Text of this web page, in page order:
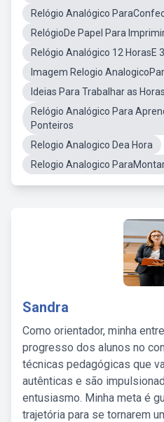
Relógio Analógico
RelógioDe Papel Para
Relógio Analógico 12 HorasE
Imagem Relogio
Ideias Para Trabalhar as
Relógio Analógico Para
Ponteiros
Relogio Analogico Dea Hora
Relogio Analogico
Sandra
Como orientador, minha
progresso dos alunos no
técnicas pedagógicas que
autênticas e são
entusiasmo. Minha meta é
trajetória para se tornarem